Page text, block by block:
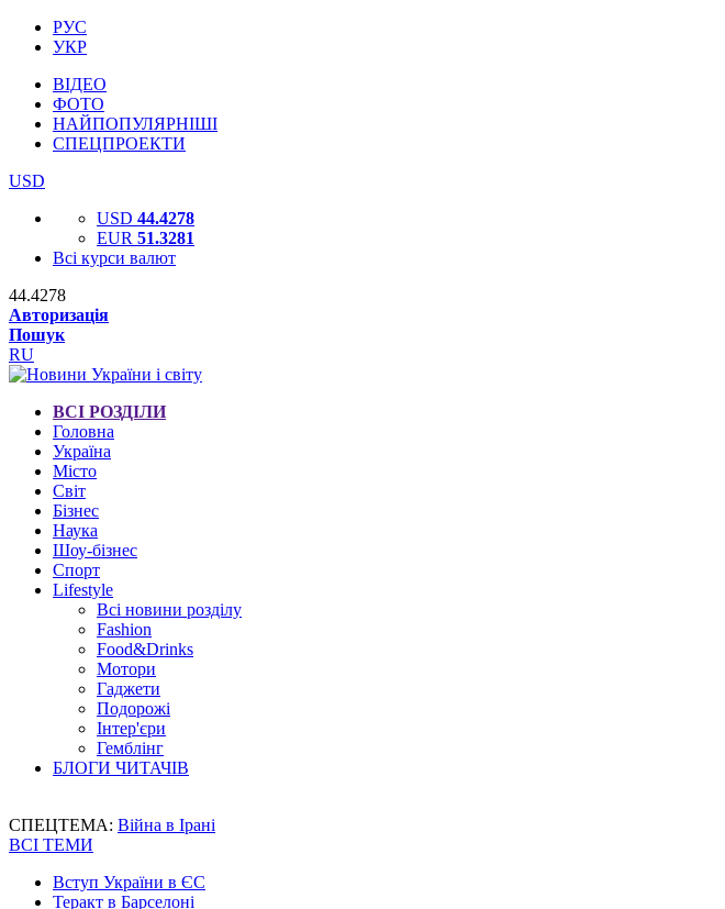
РУС
УКР
ВІДЕО
ФОТО
НАЙПОПУЛЯРНІШІ
СПЕЦПРОЕКТИ
USD
USD 44.4278
EUR 51.3281
Всі курси валют
44.4278
Авторизація
Пошук
RU
ВСІ РОЗДІЛИ
Головна
Україна
Місто
Світ
Бізнес
Наука
Шоу-бізнес
Спорт
Lifestyle
Всі новини розділу
Fashion
Food&Drinks
Мотори
Гаджети
Подорожі
Інтер'єри
Гемблінг
БЛОГИ ЧИТАЧІВ
СПЕЦТЕМА: Війна в Ірані
ВСІ ТЕМИ
Вступ України в ЄС
Теракт в Барселоні